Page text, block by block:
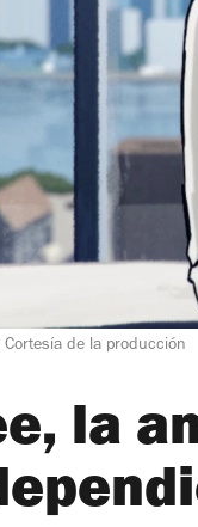
Cortesía de la producción
la